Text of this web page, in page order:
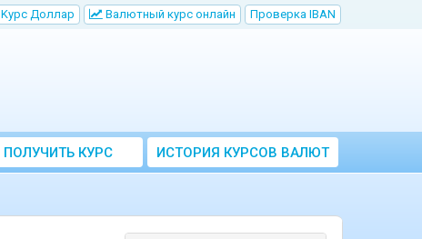
Kурс Доллар Bалютный курс онлайн Проверка IBAN
ПОЛУЧИТЬ КУРС
ВАЛЮТ ЦБ
ИСТОРИЯ КУРСОВ ВАЛЮТ
ЦБ РФ